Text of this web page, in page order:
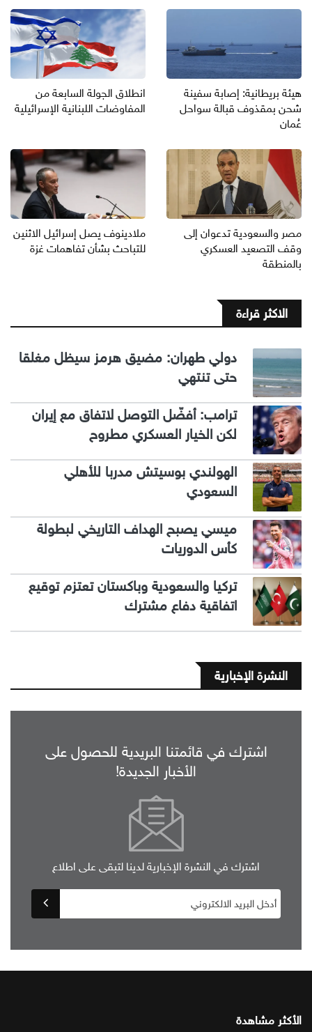
هيئة بريطانية: إصابة سفينة
شحن بمقذوف قبالة سواحل
عُمان
انطلاق الجولة السابعة من
المفاوضات اللبنانية الإسرائيلية
مصر والسعودية تدعوان إلى
وقف التصعيد العسكري
بالمنطقة
ملادينوف يصل إسرائيل الاثنين
للتباحث بشأن تفاهمات غزة
الاكثر قراءة
دولي طهران: مضيق هرمز سيظل مغلقا
حتى تنتهي
ترامب: أفضّل التوصل لاتفاق مع إيران
لكن الخيار العسكري مطروح
الهولندي بوسيتش مدربا للأهلي
السعودي
ميسي يصبح الهداف التاريخي لبطولة
كأس الدوريات
تركيا والسعودية وباكستان تعتزم توقيع
اتفاقية دفاع مشترك
النشرة الإخبارية
اشترك في قائمتنا البريدية للحصول على
الأخبار الجديدة!
اشترك في النشرة الإخبارية لدينا لتبقى على اطلاع
الأكثر مشاهدة